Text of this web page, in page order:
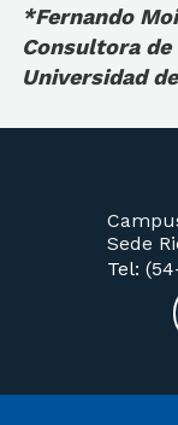
*Fernando
Consultora de
Universidad
Sede
Tel: